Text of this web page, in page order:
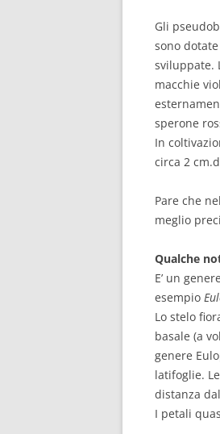
Gli
sono
sviluppate.
macchie
sperone
In
circa 2
Pare che
meglio
Qualche
E’ un
esempio
Lo stelo
basale (a
genere
latifoglie.
distanza
I petali